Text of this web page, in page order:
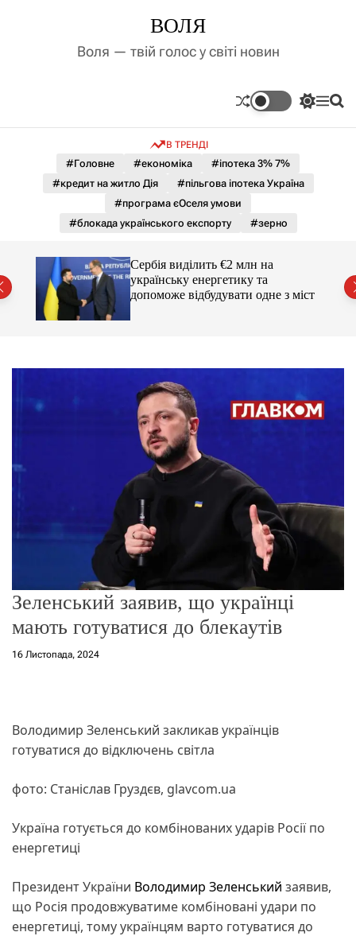
д
ВОЛЯ
Воля — твій голос у світі новин
П
м
к
к
р
ж
и
М П
В ТРЕНДІ
#Головне #економіка
#іпотека 3% 7%
#кредит на житло Дія
#пільгова іпотека Україна
#програма єОселя умови
#блокада українського експорту
#зерно
Сербія виділить €2 млн на
українську енергетику та
допоможе відбудувати одне з міст
Зеленський заявив, що українці
мають готуватися до блекаутів
16 Листопада, 2024
Володимир Зеленський закликав українців
готуватися до відключень світла
фото: Станіслав Груздєв, glavcom.ua
Україна готується до комбінованих ударів Росії по
енергетиці
Президент України Володимир Зеленський заявив,
що Росія продовжуватиме комбіновані удари по
енергетиці, тому українцям варто готуватися до